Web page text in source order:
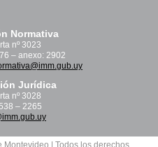
Normativa
nº 3023
– anexo: 2902
Jurídica
nº 3028
– 2265